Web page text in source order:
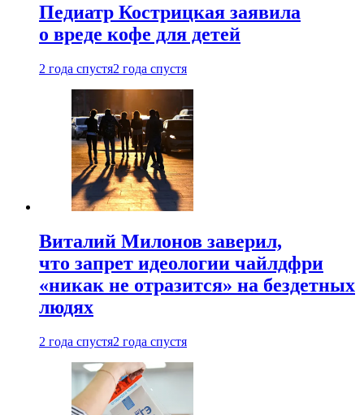
Педиатр Кострицкая заявила
о вреде кофе для детей
2 года спустя2 года спустя
Виталий Милонов заверил,
что запрет идеологии чайлдфри
«никак не отразится» на бездетных
людях
2 года спустя2 года спустя